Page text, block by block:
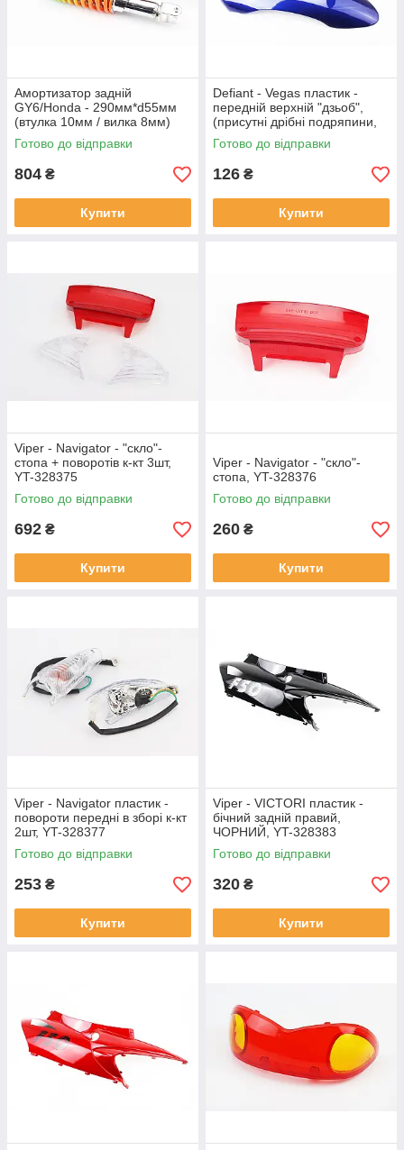
Амортизатор задній
GY6/Honda - 290мм*d55мм
(втулка 10мм / вилка 8мм)
регул., веселка, YT-328256
Готово до відправки
804 ₴
Купити
Defiant - Vegas пластик -
передній верхній "дзьоб",
(присутні дрібні подряпини,
РІЗНІ кольори уточнити), YT-
328326
Готово до відправки
126 ₴
Купити
Viper - Navigator - "скло"-
стопа + поворотів к-кт 3шт,
YT-328375
Готово до відправки
692 ₴
Купити
Viper - Navigator - "скло"-
стопа, YT-328376
Готово до відправки
260 ₴
Купити
Viper - Navigator пластик -
повороти передні в зборі к-кт
2шт, YT-328377
Готово до відправки
253 ₴
Купити
Viper - VICTORI пластик -
бічний задній правий,
ЧОРНИЙ, YT-328383
Готово до відправки
320 ₴
Купити